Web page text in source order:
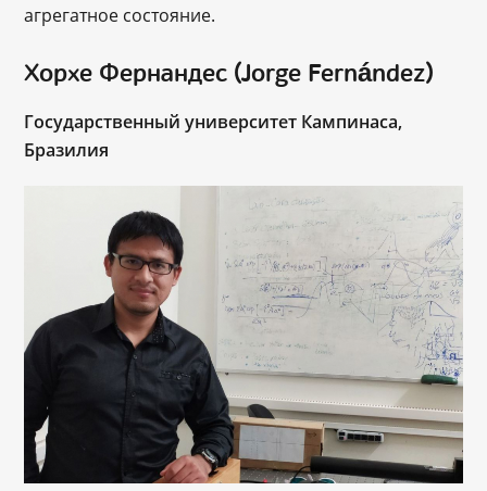
агрегатное состояние.
Хорхе Фернандес (Jorge Fernández)
Государственный университет Кампинаса,
Бразилия